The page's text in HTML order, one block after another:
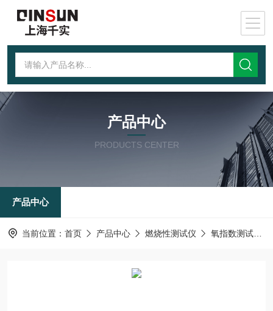
产品中心
PRODUCTS CENTER
产品中心
当前位置： 首页 产品中心 燃烧性测试仪 氧指数测试仪